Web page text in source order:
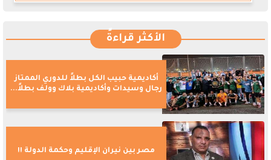
الأكثر قراءةً
أكاديمية حبيب الكل بطلاً للدوري الممتاز
رجال وسيدات وأكاديمية بلاك وولف بطلاً...
مصر بين نيران الإقليم وحكمة الدولة !!